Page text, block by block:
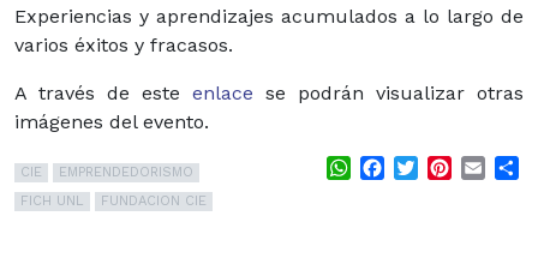
Experiencias y aprendizajes acumulados a lo largo de
varios éxitos y fracasos.
A través de este enlace se podrán visualizar otras
imágenes del evento.
CIE
EMPRENDEDORISMO
FICH UNL
FUNDACION CIE
WhatsApp
Facebook
TwitterPinterest
Email